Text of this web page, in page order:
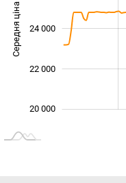
Середня ціна 21 000
20 000
22 000
24 000